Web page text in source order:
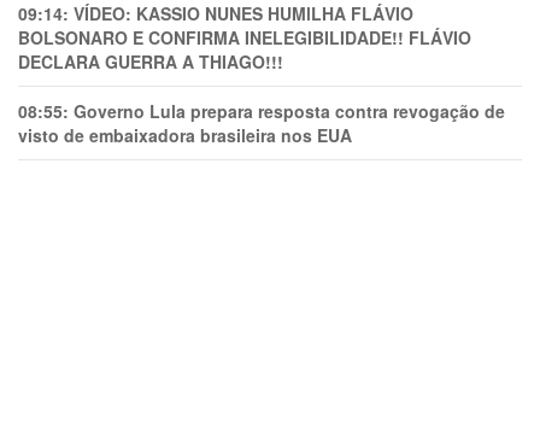
09:14: VÍDEO: KASSIO NUNES HUMlLHA FLÁVIO
BOLSONARO E CONFIRMA INELEGIBILIDADE!! FLÁVIO
DECLARA GUERRA A THIAGO!!!
08:55: Governo Lula prepara resposta contra revogação de
visto de embaixadora brasileira nos EUA